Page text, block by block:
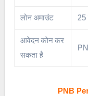
लोन अमाउंट 25
आवेदन कोन कर
सकता है
PNB